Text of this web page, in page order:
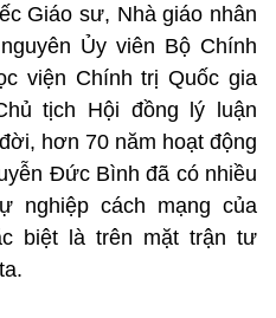
Giáo sư, Nhà giáo nhân
Ủy viên Bộ Chính
viện Chính trị Quốc gia
tịch Hội đồng lý luận
hơn 70 năm hoạt động
Đức Bình đã có nhiều
nghiệp cách mạng của
biệt là trên mặt trận tư